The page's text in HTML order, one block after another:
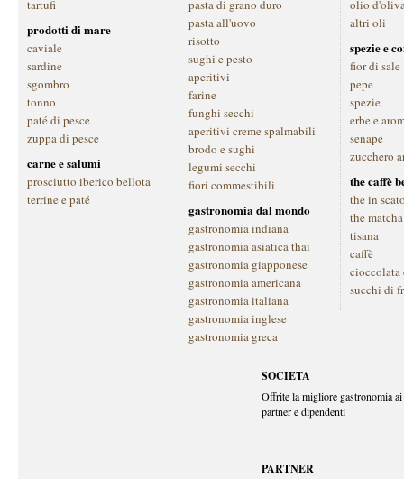
tartufi
prodotti di mare
caviale
sardine
sgombro
tonno
paté di pesce
zuppa di pesce
carne e salumi
prosciutto iberico bellota
terrine e paté
pasta di grano duro
pasta all'uovo
risotto
sughi e pesto
aperitivi
farine
funghi secchi
aperitivi creme spalmabili
brodo e sughi
legumi secchi
fiori commestibili
gastronomia dal mondo
gastronomia indiana
gastronomia asiatica thai
gastronomia giapponese
gastronomia americana
gastronomia italiana
gastronomia inglese
gastronomia greca
olio
altri oli
spezie e
fior di sale
pepe
spezie
erbe e
senape
zucchero
the caffè
the in
the matcha
tisana
caffè
cioccolata
succhi di
SOCIETA
Offrite la migliore gastronomia
partner e dipendenti
PARTNER